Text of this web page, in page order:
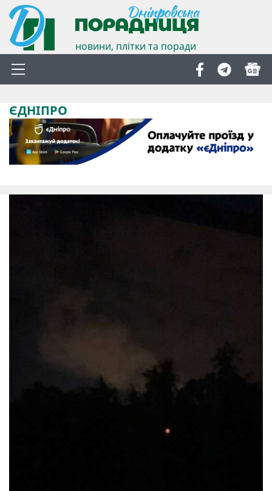
новини, плітки та поради
ЄДНІПРО